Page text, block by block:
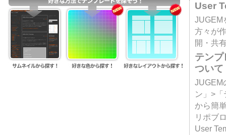
User
JUGEM
方々が
開・共
テン
ついて
JUGEM
ン」>
から簡
リポブ
User